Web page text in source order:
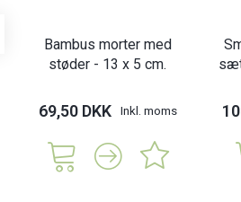
Bambus morter med
støder - 13 x 5 cm.
69,50 DKK Inkl. moms